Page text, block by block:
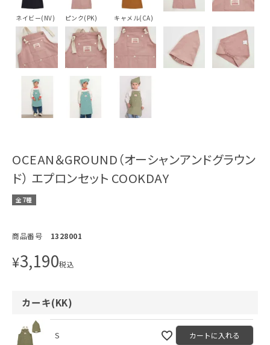
ネイビー(NV) ピンク(PK) キャメル(CA)
OCEAN＆GROUND（オーシャンアンドグラウン
ド） エプロンセット COOKDAY
全7種
商品番号 1328001
¥3,190税込
カーキ(KK)
S カートに入れる